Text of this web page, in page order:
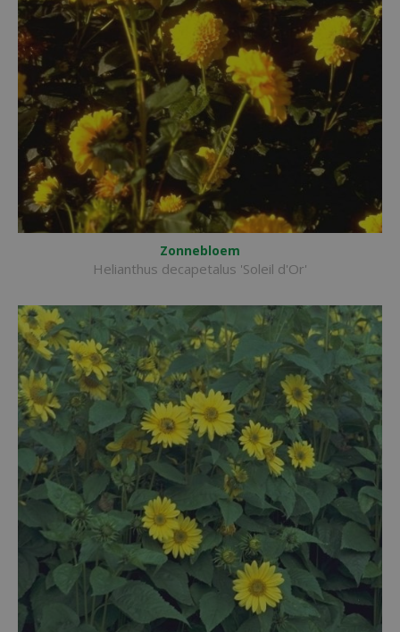
Zonnebloem
Helianthus decapetalus 'Soleil d'Or'